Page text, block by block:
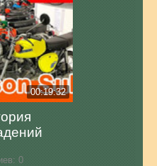
00:19:32
0